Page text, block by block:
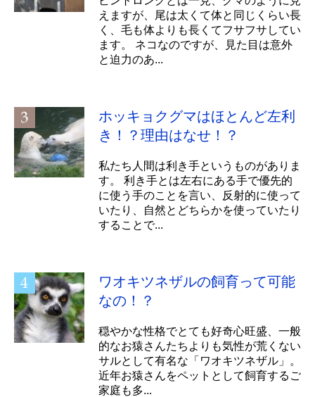
えますが、尾は太くて体と同じくらい長
く、毛も体よりも長くてフサフサしてい
ます。 ネコなのですが、見た目は意外
と迫力のあ...
ホッキョクグマはほとんど左利
き！？理由はなせ！？
私たち人間は利き手というものがありま
す。 利き手とは左右にある手で優先的
に使う手のことを言い、反射的に使って
いたり、自然とどちらかを使っていたり
することで...
ワオキツネザルの飼育って可能
なの！？
穏やかな性格でとても好奇心旺盛、一般
的なお猿さんたちよりも気性が荒くない
サルとして有名な「ワオキツネザル」。
近年お猿さんをペットとして飼育するご
家庭も多...